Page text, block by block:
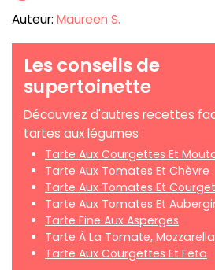
Auteur: Maureen S.
Les conseils de
supertoinette
Découvrez d'autres recettes
tartes aux légumes :
Tarte Aux Courgettes Et
Tarte Aux Tomates Et Chèvre
Tarte Aux Tomates Et
Tarte Aux Tomates Et
Tarte Fine Aux Asperges
Tarte À La Tomate,
Tarte Aux Courgettes Et Feta